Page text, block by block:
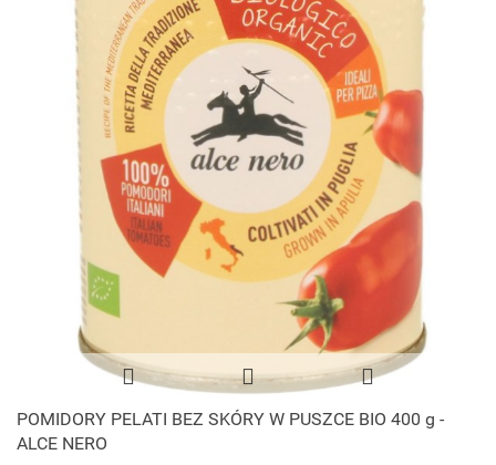
POMIDORY PELATI BEZ SKÓRY W PUSZCE BIO 400 g -
ALCE NERO